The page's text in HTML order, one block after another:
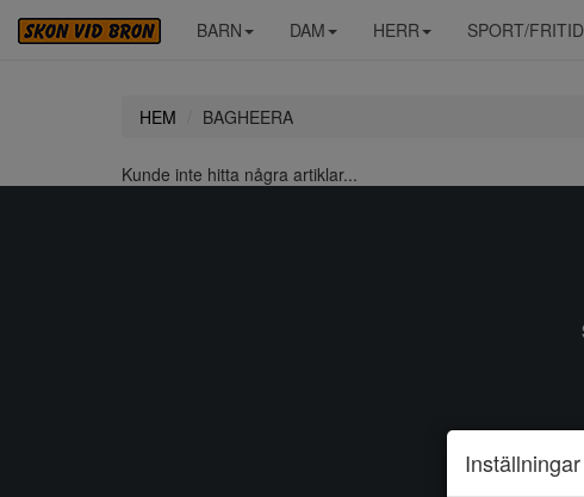
BARN DAM HERR SPORT/FRITID
HEM BAGHEERA
Kunde inte hitta några artiklar...